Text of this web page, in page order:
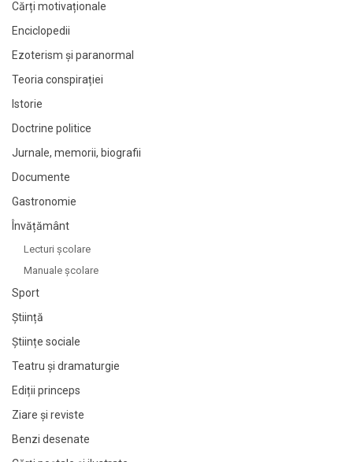
Cărți motivaționale
Enciclopedii
Ezoterism și paranormal
Teoria conspirației
Istorie
Doctrine politice
Jurnale, memorii, biografii
Documente
Gastronomie
Învățământ
Lecturi şcolare
Manuale şcolare
Sport
Știință
Științe sociale
Teatru și dramaturgie
Ediții princeps
Ziare şi reviste
Benzi desenate